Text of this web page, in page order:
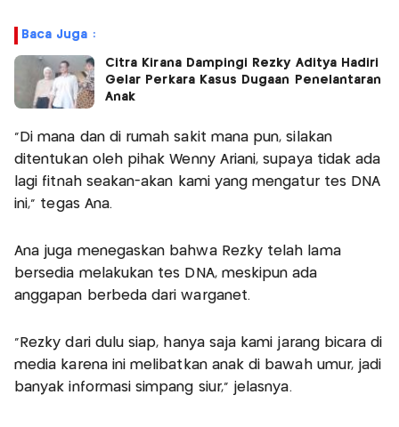
Baca Juga :
Citra Kirana Dampingi Rezky Aditya Hadiri
Gelar Perkara Kasus Dugaan Penelantaran
Anak
"Di mana dan di rumah sakit mana pun, silakan
ditentukan oleh pihak Wenny Ariani, supaya tidak ada
lagi fitnah seakan-akan kami yang mengatur tes DNA
ini," tegas Ana.
Ana juga menegaskan bahwa Rezky telah lama
bersedia melakukan tes DNA, meskipun ada
anggapan berbeda dari warganet.
“Rezky dari dulu siap, hanya saja kami jarang bicara di
media karena ini melibatkan anak di bawah umur, jadi
banyak informasi simpang siur,” jelasnya.